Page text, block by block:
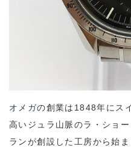
オメガの創業は1848年にス
高いジュラ山脈のラ・ショ
ランが創設した工房から始